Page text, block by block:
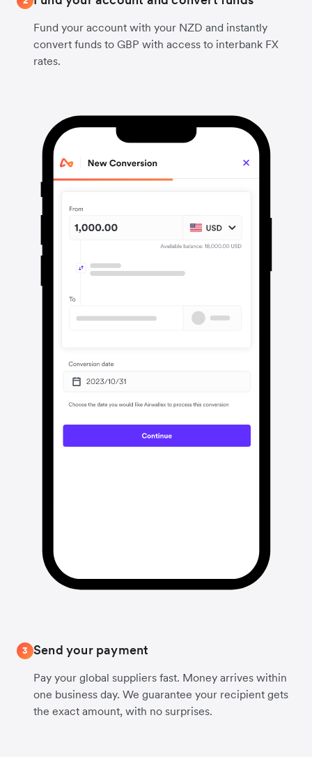
Fund your account with your NZD and instantly
convert funds to GBP with access to interbank FX
rates.
3 Send your payment
Pay your global suppliers fast. Money arrives within
one business day. We guarantee your recipient gets
the exact amount, with no surprises.